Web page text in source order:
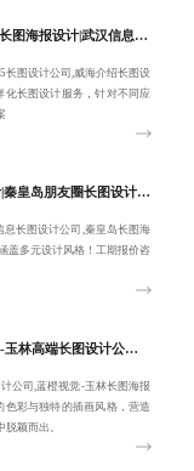
靠谱武汉企业介绍长图设计|威海长图海报设计|武汉信息长图设计公司|蓝橙视觉-武汉H5长图设计公司-注重用户体验
长图设计公司,威海介绍长图设
化长图设计服务，针对不同应
蓝橙视觉-太原企业介绍长图设计|秦皇岛朋友圈长图设计|专业太原专业长图设计公司-品质交付
长图设计公司,秦皇岛长图海
盖多元设计风格！工期报价咨
南京产品长图设计公司,蓝橙视觉-玉林高端长图设计公司,优秀温州信息长图设计公司,南京介绍长图设计公司-品质交付
公司,蓝橙视觉-玉林长图海报
色彩与独特的插画风格，营造
颖而出。